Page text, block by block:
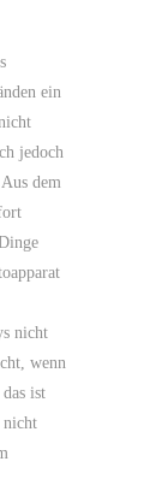
ein
jedoch
dem
nicht
wenn
ist
nicht